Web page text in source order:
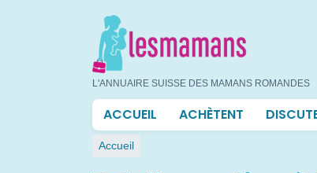
L'ANNUAIRE SUISSE DES MAMANS ROMANDES
Navigation
principale
ACCUEIL ACHÈTENT
Fil
Accueil